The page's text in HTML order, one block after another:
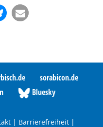
sorabicon.de
Bluesky
| Barrierefreiheit |